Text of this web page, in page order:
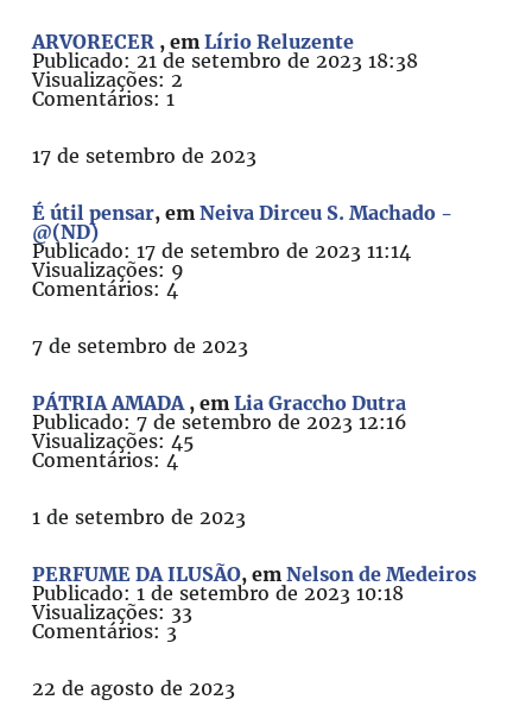
ARVORECER , emLírio Reluzente
Publicado: 21 de setembro de 2023 18:38
Visualizações: 2
Comentários: 1
17 de setembro de 2023
É útil pensar, emNeiva Dirceu S. Machado -
@(ND)
Publicado: 17 de setembro de 2023 11:14
Visualizações: 9
Comentários: 4
7 de setembro de 2023
PÁTRIA AMADA , emLia Graccho Dutra
Publicado: 7 de setembro de 2023 12:16
Visualizações: 45
Comentários: 4
1 de setembro de 2023
PERFUME DA ILUSÃO, emNelson de Medeiros
Publicado: 1 de setembro de 2023 10:18
Visualizações: 33
Comentários: 3
22 de agosto de 2023